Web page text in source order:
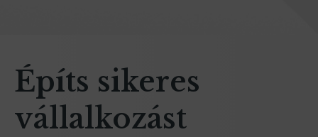
Építs sikeres
vállalkozást